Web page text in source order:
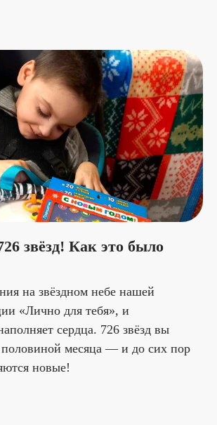
звёзд! Как это было
на звёздном небе нашей
«Лично для тебя», и
сердца. 726 звёзд вы
половиной месяца — и до сих пор
новые!